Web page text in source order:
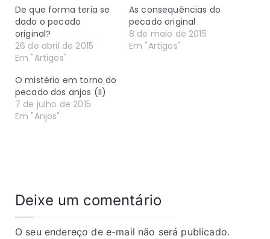
De que forma teria se
dado o pecado
original?
26 de abril de 2015
Em "Artigos"
As consequências do
pecado original
8 de maio de 2015
Em "Artigos"
O mistério em torno do
pecado dos anjos (II)
7 de julho de 2015
Em "Anjos"
Deixe um comentário
O seu endereço de e-mail não será publicado.